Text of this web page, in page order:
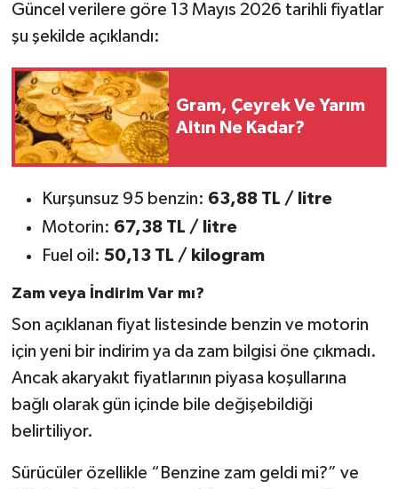
Güncel verilere göre 13 Mayıs 2026 tarihli fiyatlar
şu şekilde açıklandı:
Gram, Çeyrek Ve Yarım
Altın Ne Kadar?
Kurşunsuz 95 benzin: 63,88 TL / litre
Motorin: 67,38 TL / litre
Fuel oil: 50,13 TL / kilogram
Zam veya İndirim Var mı?
Son açıklanan fiyat listesinde benzin ve motorin
için yeni bir indirim ya da zam bilgisi öne çıkmadı.
Ancak akaryakıt fiyatlarının piyasa koşullarına
bağlı olarak gün içinde bile değişebildiği
belirtiliyor.
Sürücüler özellikle “Benzine zam geldi mi?” ve